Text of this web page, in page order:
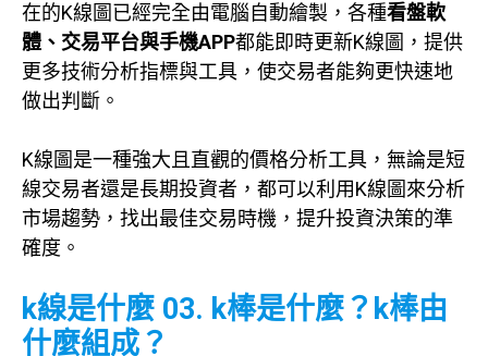
在的K線圖已經完全由電腦自動繪製，各種看盤軟
體、交易平台與手機APP都能即時更新K線圖，提供
更多技術分析指標與工具，使交易者能夠更快速地
做出判斷。
K線圖是一種強大且直觀的價格分析工具，無論是短
線交易者還是長期投資者，都可以利用K線圖來分析
市場趨勢，找出最佳交易時機，提升投資決策的準
確度。
k線是什麼 03. k棒是什麼？k棒由
什麼組成？